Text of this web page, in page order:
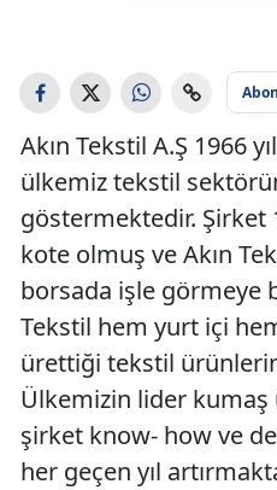
Akın Tekstil A.Ş 1966
ülkemiz tekstil
göstermektedir. Şirket
kote olmuş ve Akın
borsada işle görmeye
Tekstil hem yurt içi
ürettiği tekstil
Ülkemizin lider
şirket know- how ve
her geçen yıl